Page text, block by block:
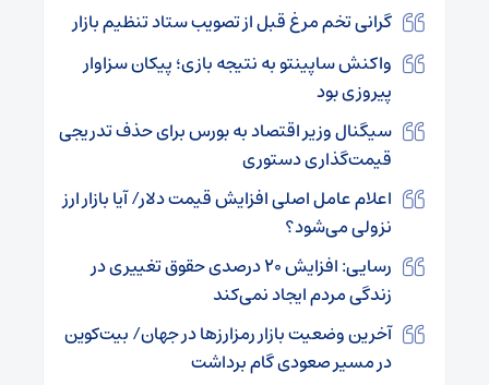
گرانی تخم مرغ قبل از تصویب ستاد تنظیم بازار
واکنش ساپینتو به نتیجه بازی؛ پیکان سزاوار
پیروزی بود
سیگنال وزیر اقتصاد به بورس برای حذف تدریجی
قیمت‌گذاری دستوری
اعلام عامل اصلی افزایش قیمت دلار/ آیا بازار ارز
نزولی می‌شود؟
رسایی: افزایش ۲۰ درصدی حقوق تغییری در
زندگی مردم ایجاد نمی‌کند
آخرین وضعیت بازار رمزارزها در جهان/ بیت‌کوین
در مسیر صعودی گام برداشت